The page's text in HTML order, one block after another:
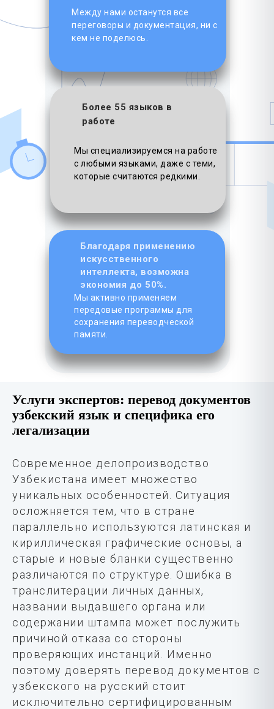
Между нами останутся все
переговоры и документация, ни с
кем не поделюсь.
Более 55 языков в
работе
Мы специализируемся на работе
с любыми языками, даже с теми,
которые считаются редкими.
Благодаря применению
искусственного
интеллекта, возможна
экономия до 50%.
Мы активно применяем
передовые программы для
сохранения переводческой
памяти.
Услуги экспертов: перевод документов
узбекский язык и специфика его
легализации
Современное делопроизводство
Узбекистана имеет множество
уникальных особенностей. Ситуация
осложняется тем, что в стране
параллельно используются латинская и
кириллическая графические основы, а
старые и новые бланки существенно
различаются по структуре. Ошибка в
транслитерации личных данных,
названии выдавшего органа или
содержании штампа может послужить
причиной отказа со стороны
проверяющих инстанций. Именно
поэтому доверять перевод документов с
узбекского на русский стоит
исключительно сертифицированным